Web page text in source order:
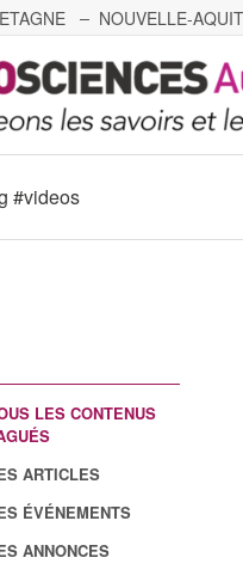
NOUVELLE-
GRAND EST
#videos
LES CONTENUS
ARTICLES
ÉVÉNEMENTS
ANNONCES